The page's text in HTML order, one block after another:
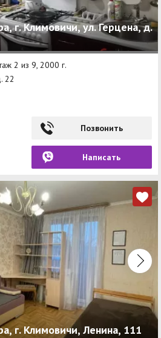
г. Климовичи, ул. Герцена, д.
2 из 9, 2000 г.
22
Позвонить
Написать
г. Климовичи, Ленина, 111